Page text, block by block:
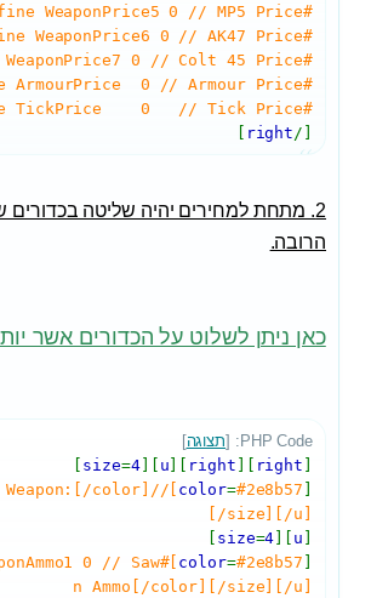
#define WeaponPrice5 0 // MP5 Price
#define WeaponPrice6 0 // AK47 Price
#define WeaponPrice7 0 // Colt 45 Price
#define ArmourPrice 0 // Armour Price
#define TickPrice 0 // Tick Price
[/
right
2. מתחת למחירים יהיה שליטה בכדורים
הרובה.
כאן ניתן לשלוט על הכדורים אשר
PHP Code: [ תצוגה
right
right
u
][
size=4
color=
Ammo Weapon:[/color]
[/size][/u]
u
size=4
color=
WeaponAmmo1 0 // Saw
n Ammo[/color][/size][/u]